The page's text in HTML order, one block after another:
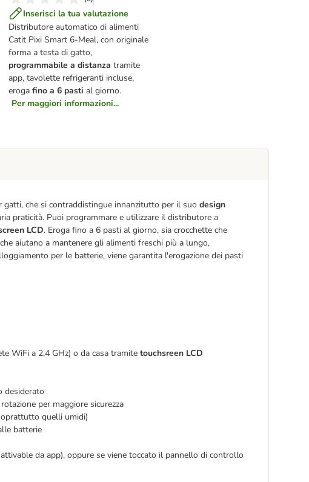
Inserisci la tua valutazione
Distributore automatico di alimenti
Catit Pixi Smart 6-Meal, con originale
forma a testa di gatto,
programmabile a distanza tramite
app, tavolette refrigeranti incluse,
eroga fino a 6 pasti al giorno.
Per maggiori informazioni...
che si contraddistingue innanzitutto per il suo design
praticità. Puoi programmare e utilizzare il distributore a
LCD. Eroga fino a 6 pasti al giorno, sia crocchette che
aiutano a mantenere gli alimenti freschi più a lungo,
per le batterie, viene garantita l'erogazione dei pasti
WiFi a 2,4 GHz) o da casa tramite touchsreen LCD
desiderato
per maggiore sicurezza
quelli umidi)
batterie
da app), oppure se viene toccato il pannello di controllo